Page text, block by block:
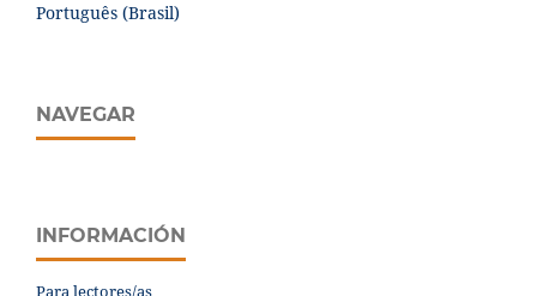
Português (Brasil)
NAVEGAR
INFORMACIÓN
Para lectores/as